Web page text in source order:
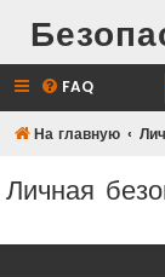
FAQ
На главную
Личная